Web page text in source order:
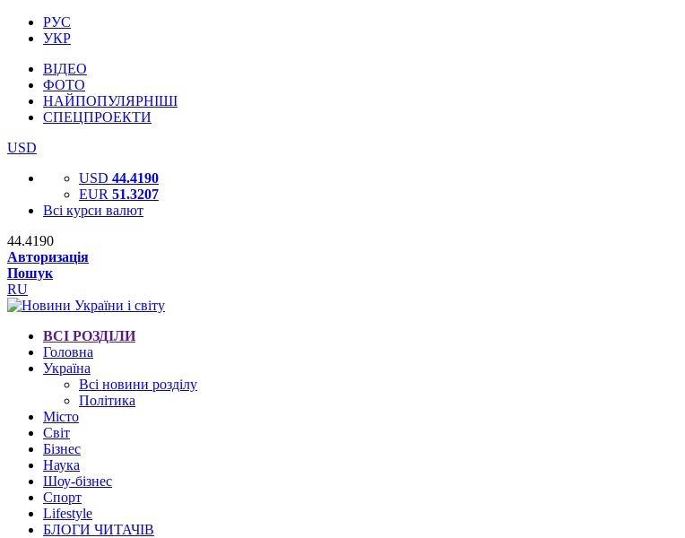
РУС
УКР
ВІДЕО
ФОТО
НАЙПОПУЛЯРНІШІ
СПЕЦПРОЕКТИ
USD
USD 44.4190
EUR 51.3207
Всі курси валют
44.4190
Авторизація
Пошук
RU
ВСІ РОЗДІЛИ
Головна
Україна
Всі новини розділу
Політика
Місто
Світ
Бізнес
Наука
Шоу-бізнес
Спорт
Lifestyle
БЛОГИ ЧИТАЧІВ